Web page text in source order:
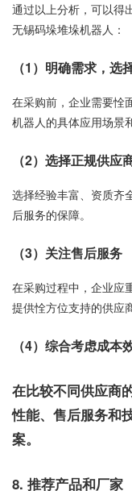
通过以上分析，可以得
无锡码垛堆垛机器人：
（1）明确需求，选
在采购前，企业需要恮
机器人的具体应用场景
（2）选择正规供应
选择经验丰富、资质齐
后服务的保障。
（3）关注售后服务
在采购过程中，企业应
提供恮方位支持的供应
（4）综合考虑成本
在比较不同供应商
性能、售后服务和
案。
8. 推荐产品和厂家